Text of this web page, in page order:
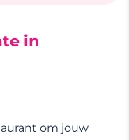
in
om jouw